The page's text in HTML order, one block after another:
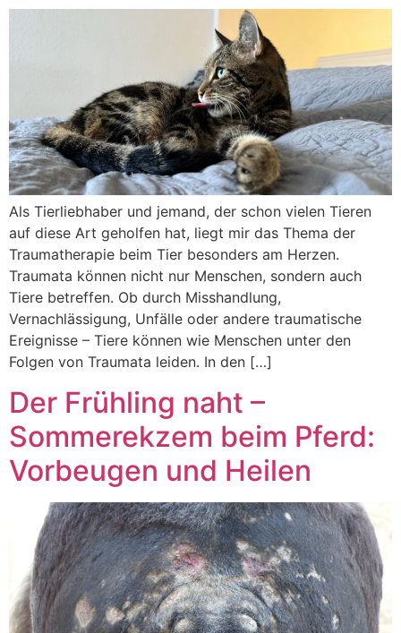
Als Tierliebhaber und jemand, der schon vielen Tieren
auf diese Art geholfen hat, liegt mir das Thema der
Traumatherapie beim Tier besonders am Herzen.
Traumata können nicht nur Menschen, sondern auch
Tiere betreffen. Ob durch Misshandlung,
Vernachlässigung, Unfälle oder andere traumatische
Ereignisse – Tiere können wie Menschen unter den
Folgen von Traumata leiden. In den […]
Der Frühling naht –
Sommerekzem beim Pferd:
Vorbeugen und Heilen